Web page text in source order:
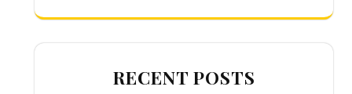
RECENT POSTS